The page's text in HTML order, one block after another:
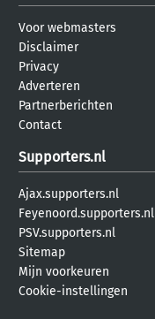
Voor webmasters
Disclaimer
Privacy
Adverteren
Partnerberichten
Contact
Supporters.nl
Ajax.supporters.nl
Feyenoord.supporters.nl
PSV.supporters.nl
Sitemap
Mijn voorkeuren
Cookie-instellingen